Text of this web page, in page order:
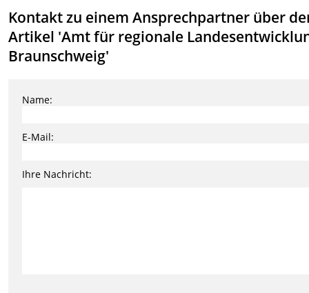
Kontakt zu einem Ansprechpartner über
Artikel 'Amt für regionale
Braunschweig'
Name:
E-Mail:
Ihre Nachricht: